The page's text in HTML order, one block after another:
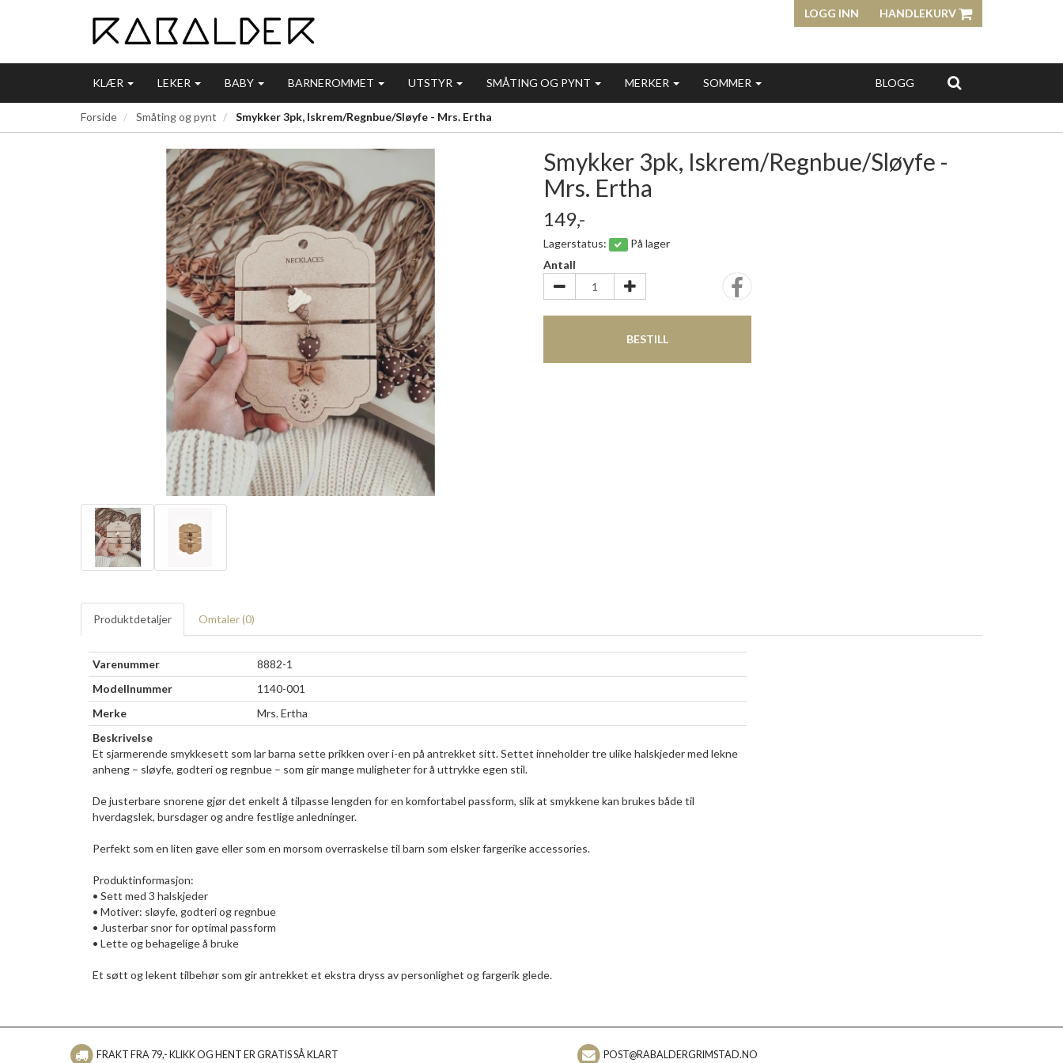
LOGG INN HANDLEKURV
KLÆR LEKER BABY BARNEROMMET UTSTYR SMÅTING OG PYNT MERKER SOMMER BLOGG
Forside Småting og pynt Smykker 3pk, Iskrem/Regnbue/Sløyfe - Mrs. Ertha
Smykker 3pk, Iskrem/Regnbue/Sløyfe -
Mrs. Ertha
149,-
Lagerstatus:
På lager
Antall
BESTILL
Produktdetaljer Omtaler (0)
Varenummer
8882-1
Modellnummer
1140-001
Merke
Mrs. Ertha
Beskrivelse
Et sjarmerende smykkesett som lar barna sette prikken over i-en på antrekket sitt. Settet inneholder tre ulike halskjeder med lekne
anheng – sløyfe, godteri og regnbue – som gir mange muligheter for å uttrykke egen stil.
De justerbare snorene gjør det enkelt å tilpasse lengden for en komfortabel passform, slik at smykkene kan brukes både til
hverdagslek, bursdager og andre festlige anledninger.
Perfekt som en liten gave eller som en morsom overraskelse til barn som elsker fargerike accessories.
Produktinformasjon:
• Sett med 3 halskjeder
• Motiver: sløyfe, godteri og regnbue
• Justerbar snor for optimal passform
• Lette og behagelige å bruke
Et søtt og lekent tilbehør som gir antrekket et ekstra dryss av personlighet og fargerik glede.
FRAKT FRA 79,- KLIKK OG HENT ER GRATIS SÅ KLART POST@RABALDERGRIMSTAD.NO